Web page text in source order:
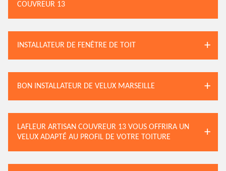
COUVREUR 13
INSTALLATEUR DE FENÊTRE DE TOIT
BON INSTALLATEUR DE VELUX MARSEILLE
LAFLEUR ARTISAN COUVREUR 13 VOUS OFFRIRA UN
VELUX ADAPTÉ AU PROFIL DE VOTRE TOITURE